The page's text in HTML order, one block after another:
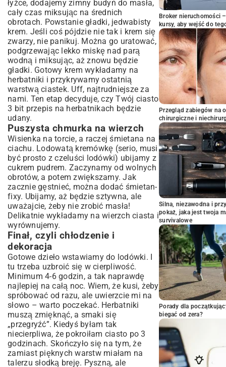
łyżce, dodajemy zimny budyń do masła,
cały czas miksując na średnich
obrotach. Powstanie gładki, jedwabisty
krem. Jeśli coś pójdzie nie tak i krem się
zwarzy, nie panikuj. Można go uratować,
podgrzewając lekko miskę nad parą
wodną i miksując, aż znowu będzie
gładki. Gotowy krem wykładamy na
herbatniki i przykrywamy ostatnią
warstwą ciastek. Uff, najtrudniejsze za
nami. Ten etap decyduje, czy Twój ciasto
3 bit przepis na herbatnikach będzie
udany.
Puszysta chmurka na wierzch
Wisienka na torcie, a raczej śmietana na
ciachu. Lodowatą kremówkę (serio, musi
być prosto z czeluści lodówki) ubijamy z
cukrem pudrem. Zaczynamy od wolnych
obrotów, a potem zwiększamy. Jak
zacznie gęstnieć, można dodać śmietan-
fixy. Ubijamy, aż będzie sztywna, ale
uważajcie, żeby nie zrobić masła!
Delikatnie wykładamy na wierzch ciasta i
wyrównujemy.
Finał, czyli chłodzenie i
dekoracja
Gotowe dzieło wstawiamy do lodówki. I
tu trzeba uzbroić się w cierpliwość.
Minimum 4-6 godzin, a tak naprawdę
najlepiej na całą noc. Wiem, że kusi, żeby
spróbować od razu, ale uwierzcie mi na
słowo – warto poczekać. Herbatniki
muszą zmięknąć, a smaki się
„przegryźć”. Kiedyś byłam tak
niecierpliwa, że pokroiłam ciasto po 3
godzinach. Skończyło się na tym, że
zamiast pięknych warstw miałam na
talerzu słodką breję. Pyszną, ale
Broker nieruchomości
kursy, aby wejść do
Przegląd zabiegów na
chirurgiczne i
Silna, niezawodna i
pokaż, jaka jest twoja
survivalowe
Porady dla
biegać od zera?